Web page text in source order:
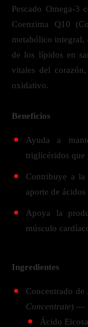
Pescado Omega-3
Coenzima Q10
metabólico integral,
de los lípidos en
vitales del
oxidativo.
Beneficios
Ayuda a
triglicéridos que
Contribuye a la
aporte de
Apoya la
músculo
Ingredientes
Concentrado de
Concentrate) —
Ácido